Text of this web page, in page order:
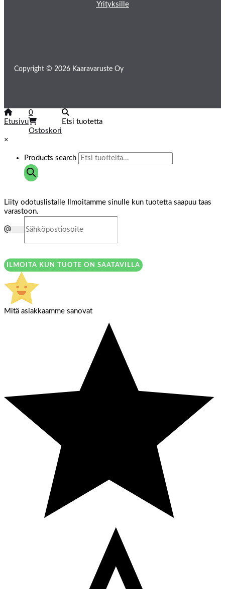
Yrityksille
Copyright © 2026 Kaaravaruste Oy
Etusivu
0
Ostoskori
Etsi tuotetta
×
Products search
Liity odotuslistalle
Ilmoitamme sinulle kun tuotetta saapuu taas
varastoon.
ILMOITA KUN TUOTE ON SAATAVILLA
Mitä asiakkaamme sanovat